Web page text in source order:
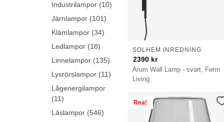
Arum Wall Lamp - svart, Ferm
Living
SOLHEM INREDNING
2390 kr
Rea!
Industrilampor (10)
Järnlampor (101)
Klämlampor (34)
Ledlampor (18)
Linnelampor (135)
Lysrörslampor (11)
Lågenergilampor
(11)
Läslampor (546)